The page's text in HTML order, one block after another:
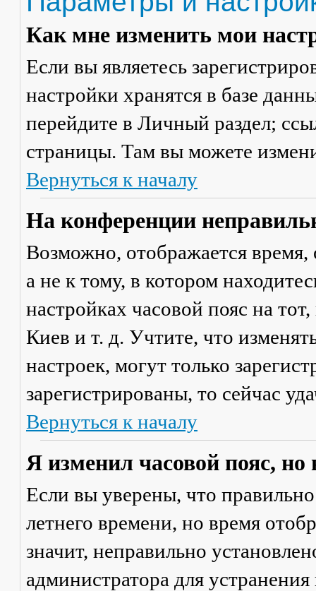
Как мне изменить мои
Если вы являетесь
настройки хранятся в базе
перейдите в Личный раздел;
страницы. Там вы можете
Вернуться к началу
На конференции
Возможно, отображается время,
а не к тому, в котором
настройках часовой пояс на
Киев и т. д. Учтите, что
настроек, могут только
зарегистрированы, то сейчас
Вернуться к началу
Я изменил часовой пояс,
Если вы уверены, что
летнего времени, но время
значит, неправильно
администратора для